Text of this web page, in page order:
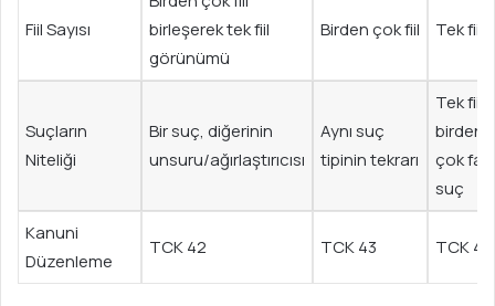
Fiil Sayısı
birleşerek tek fiil
görünümü
Birden çok fiil Tek fiil
Suçların
Niteliği
Bir suç, diğerinin
unsuru/ağırlaştırıcısı
Aynı suç
tipinin tekrarı
Tek fiille
birden
çok
suç
Kanuni
Düzenleme
TCK 42 TCK 43 TCK 44